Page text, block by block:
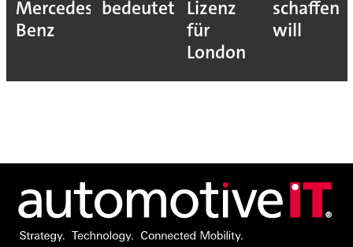
Mercedes-
Benz
bedeutet Lizenz
für
London
schaffen
will